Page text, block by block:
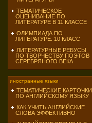
ТЕМАТИЧЕСКОЕ
ОЦЕНИВАНИЕ ПО
ЛИТЕРАТУРЕ В 11 КЛАССЕ
ОЛИМПИАДА ПО
ЛИТЕРАТУРЕ. 10 КЛАСС
ЛИТЕРАТУРНЫЕ РЕБУСЫ
ПО ТВОРЧЕСТВУ ПОЭТОВ
СЕРЕБРЯНОГО ВЕКА
иностранные языки
ТЕМАТИЧЕСКИЕ КАРТОЧКИ
ПО АНГЛИЙСКОМУ ЯЗЫКУ
КАК УЧИТЬ АНГЛИЙСКИЕ
СЛОВА ЭФФЕКТИВНО